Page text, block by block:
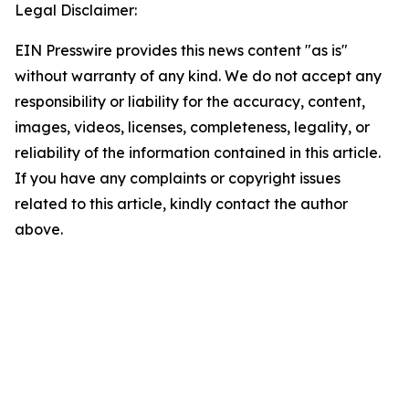
Legal Disclaimer:
EIN Presswire provides this news content "as is"
without warranty of any kind. We do not accept any
responsibility or liability for the accuracy, content,
images, videos, licenses, completeness, legality, or
reliability of the information contained in this article.
If you have any complaints or copyright issues
related to this article, kindly contact the author
above.